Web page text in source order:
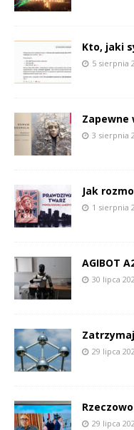
Kto, jaki
5 sierpnia
Zapewne
3 sierpnia
Jak
1 sierpnia
AGIBOT
30 lipca
29 lipca
29 lipca